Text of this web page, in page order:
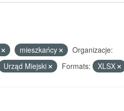
mieszkańcy
Organizacje:
Urząd Miejski Formats: XLSX